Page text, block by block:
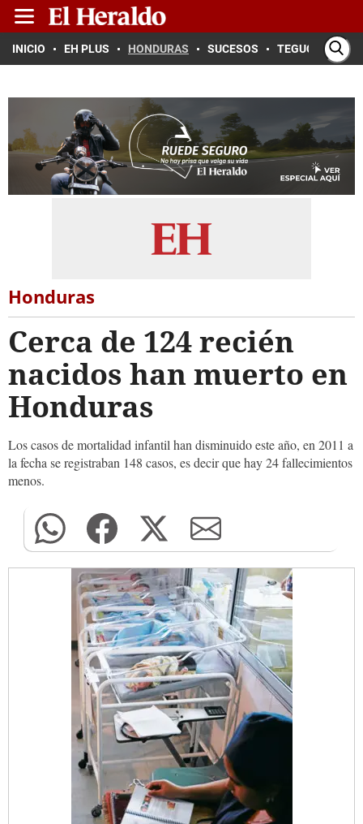
INICIO EH PLUS HONDURAS SUCESOS TEGUCIGALPA
Honduras
Cerca de 124 recién
nacidos han muerto en
Honduras
Los casos de mortalidad infantil han disminuido este año, en 2011 a
la fecha se registraban 148 casos, es decir que hay 24 fallecimientos
menos.